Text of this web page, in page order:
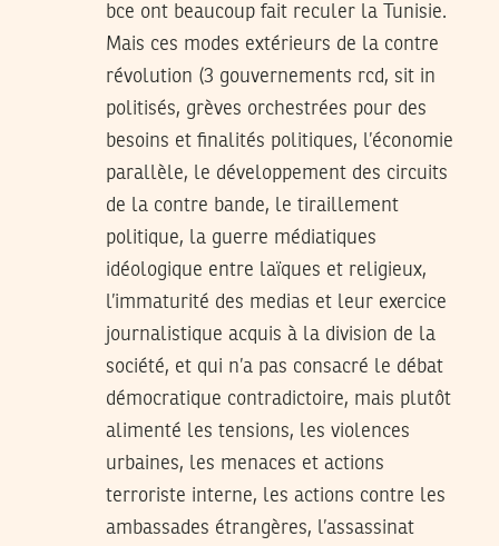
bce ont beaucoup fait reculer la Tunisie.
Mais ces modes extérieurs de la contre
révolution (3 gouvernements rcd, sit in
politisés, grèves orchestrées pour des
besoins et finalités politiques, l’économie
parallèle, le développement des circuits
de la contre bande, le tiraillement
politique, la guerre médiatiques
idéologique entre laïques et religieux,
l’immaturité des medias et leur exercice
journalistique acquis à la division de la
société, et qui n’a pas consacré le débat
démocratique contradictoire, mais plutôt
alimenté les tensions, les violences
urbaines, les menaces et actions
terroriste interne, les actions contre les
ambassades étrangères, l’assassinat